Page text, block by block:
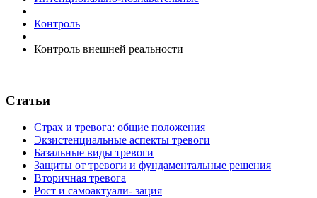
Контроль
Контроль внешней реальности
Статьи
Страх и тревога: общие положения
Экзистенциальные аспекты тревоги
Базальные виды тревоги
Защиты от тревоги и фундаментальные решения
Вторичная тревога
Рост и самоактуали- зация